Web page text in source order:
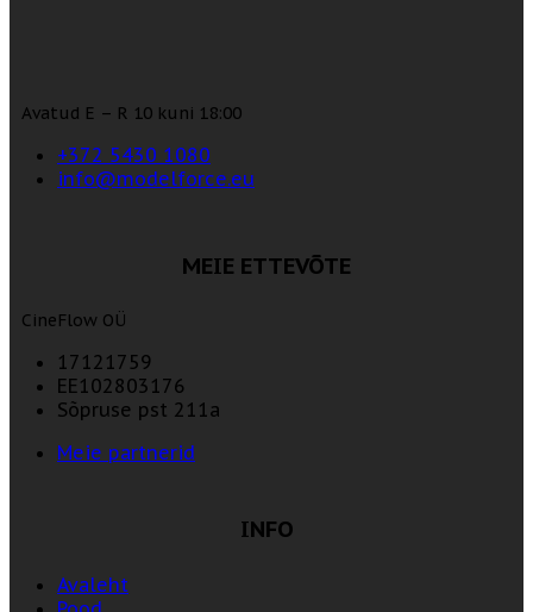
Avatud E – R 10 kuni 18:00
+372 5430 1080
info@modelforce.eu
MEIE ETTEVÕTE
CineFlow OÜ
17121759
EE102803176
Sõpruse pst 211a
Meie partnerid
INFO
Avaleht